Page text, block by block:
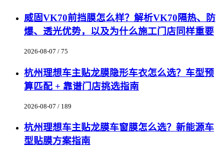
威固VK70前挡膜怎么样？解析VK70隔热、防
爆、透光优势，以及为什么施工门店同样重要
2026-08-07 / 75
杭州理想车主贴龙膜隐形车衣怎么选？车型预
算匹配 + 靠谱门店挑选指南
2026-08-07 / 189
杭州理想车主贴龙膜车窗膜怎么选？新能源车
型贴膜方案指南